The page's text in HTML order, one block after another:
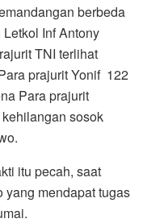
berbeda
Inf Antony
TNI terlihat
prajurit Yonif 122
Para prajurit
sosok
itu pecah, saat
yang mendapat tugas